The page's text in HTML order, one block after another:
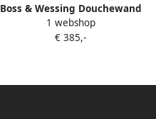
Boss & Wessing Douchewand
BWS Apollo met Verticale
Stabilisatiestang 90x200 cm
1 webshop
€ 385,-